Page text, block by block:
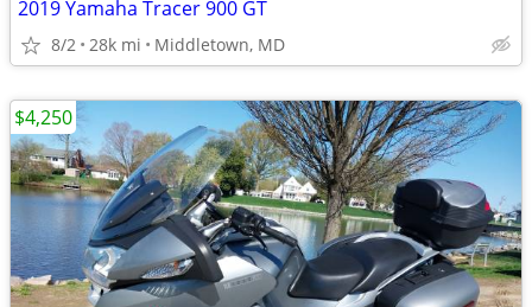
2019 Yamaha Tracer 900 GT
8/2 28k mi Middletown, MD
$4,250